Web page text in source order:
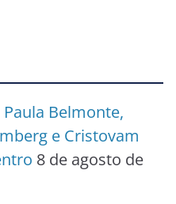
Belmonte,
e Cristovam
8 de agosto de